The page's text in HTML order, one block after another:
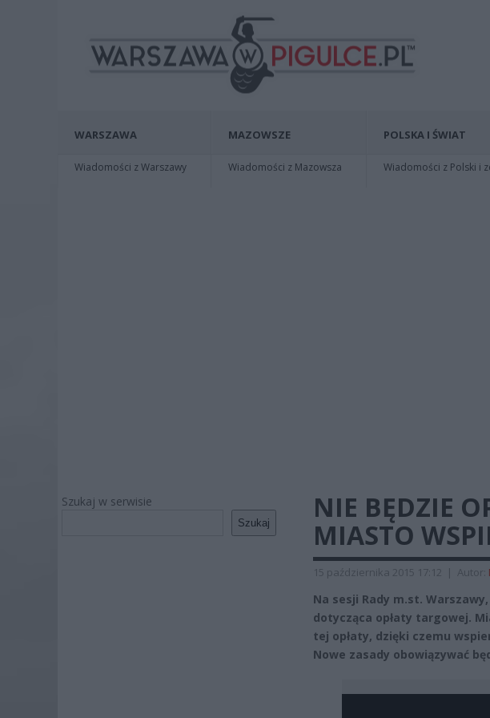
WARSZAWA
Wiadomości z Warszawy
MAZOWSZE
Wiadomości z Mazowsza
POLSKA I ŚWIAT
Wiadomości z Polski i
Szukaj w serwisie
Szukaj
NIE BĘDZIE
MIASTO
15 października 2015 17:12 | Autor:
Na sesji Rady m.st.
dotycząca opłaty targowej.
tej opłaty, dzięki czemu
Nowe zasady obowiązywać